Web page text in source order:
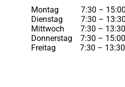
Montag 7:30 – 15:00
Dienstag 7:30 – 13:30
Mittwoch 7:30 – 13:30
Donnerstag 7:30 – 15:00
Freitag 7:30 – 13:30